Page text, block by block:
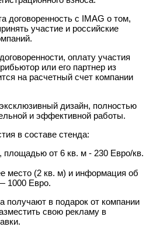
с IMAG о том,
участие и российские
оплату участия
или его партнер из
на расчетный счет компании
дизайн, полностью
и эффективной работы.
в составе стенда:
от 6 кв. м - 230 Евро/кв.
место (2 кв. м) и информация об
1000 Евро.
получают в подарок от компании
свою рекламу в